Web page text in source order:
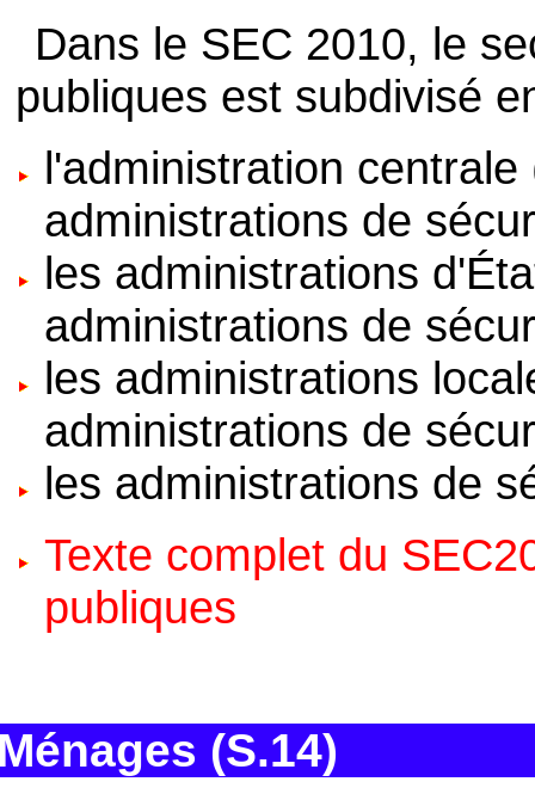
Dans le SEC 2010, le
publiques est subdivisé
l'administration
administrations de
les administrations
administrations de
les administrations
administrations de
les administrations de
Texte complet du
publiques
(S.14)